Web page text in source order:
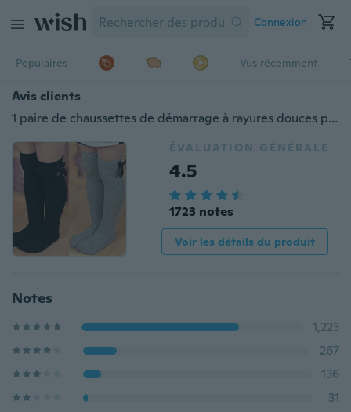
Connexion
Populaires Vus récemment
Avis clients
1 paire de chaussettes de démarrage à rayures douces princesse Bowknot pour fille pour enfants chaussettes chaudes au genou d'hiver
ÉVALUATION GÉNÉRALE
4.5
1723 notes
Voir les détails du produit
Notes
1,223
267
136
31